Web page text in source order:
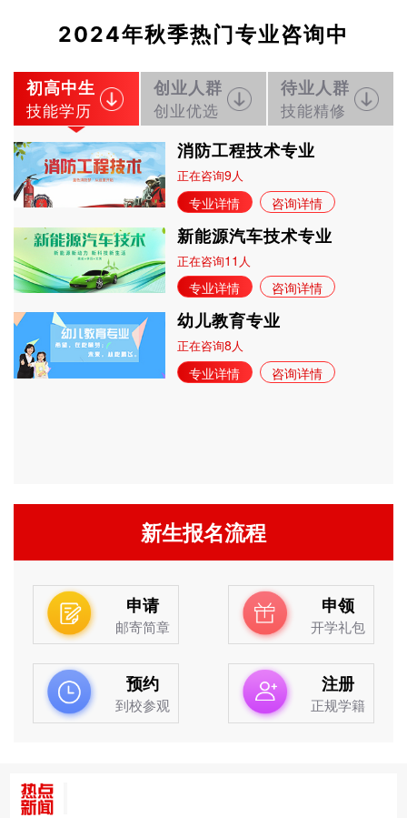
2024年秋季热门专业咨询中
初高中生
技能学历
创业人群
创业优选
待业人群
技能精修
消防工程技术专业
正在咨询9人
专业详情 咨询详情
新能源汽车技术专业
正在咨询11 人
专业详情 咨询详情
幼儿教育专业
正在咨询8人
专业详情 咨询详情
新生报名流程
申请
邮寄简章
申领
开学礼包
预约
到校参观
注册
正规学籍